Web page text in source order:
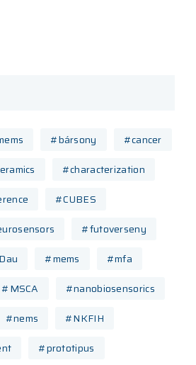
#bársony
#cancer
#characterization
#CUBES
#futoverseny
#mems
#mfa
#MSCA
#nanobiosensorics
#nems
#NKFIH
#prototipus